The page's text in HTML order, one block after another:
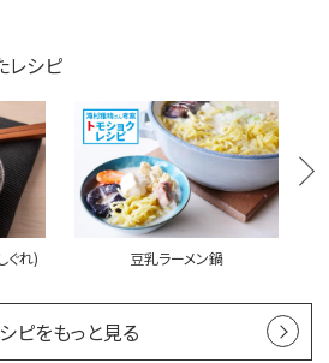
レシピ
ぐれ) 豆乳ラーメン鍋
ピをもっと見る